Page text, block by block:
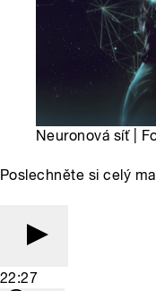
Neuronová síť |
Poslechněte si celý
22:27